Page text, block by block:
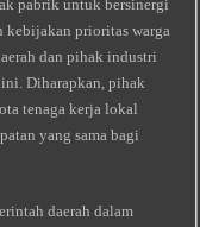
pabrik untuk bersinergi
kebijakan prioritas warga
dan pihak industri
ini. Diharapkan, pihak
tenaga kerja lokal
yang sama bagi
daerah dalam